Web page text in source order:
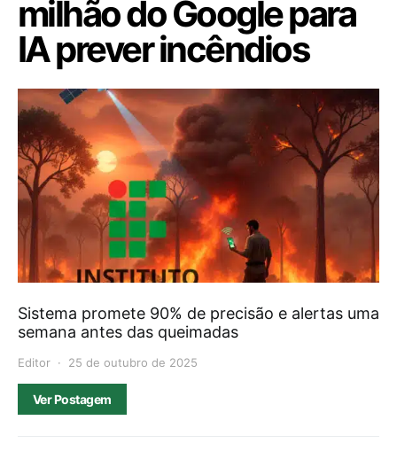
milhão do Google para
IA prever incêndios
Sistema promete 90% de precisão e alertas uma
semana antes das queimadas
Editor 25 de outubro de 2025
Ver Postagem